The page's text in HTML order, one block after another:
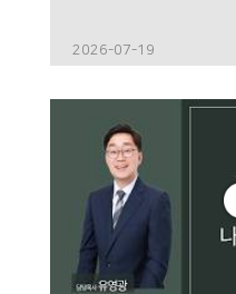
2026-07-19